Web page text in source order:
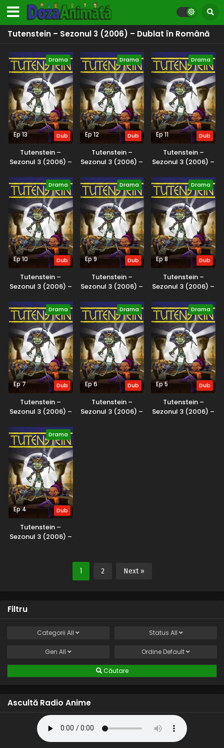
Tutenstein – Sezonul 3 (2006) – Dublat în Română
Drama
Ep 13 Dub
Tutenstein –
Sezonul 3 (2006) –
Drama
Ep 12 Dub
Tutenstein –
Sezonul 3 (2006) –
Drama
Ep 11 Dub
Tutenstein –
Sezonul 3 (2006) –
Drama
Ep 10 Dub
Tutenstein –
Sezonul 3 (2006) –
Drama
Ep 9 Dub
Tutenstein –
Sezonul 3 (2006) –
Drama
Ep 8 Dub
Tutenstein –
Sezonul 3 (2006) –
Drama
Ep 7 Dub
Tutenstein –
Sezonul 3 (2006) –
Drama
Ep 6 Dub
Tutenstein –
Sezonul 3 (2006) –
Drama
Ep 5 Dub
Tutenstein –
Sezonul 3 (2006) –
Drama
Ep 4 Dub
Tutenstein –
Sezonul 3 (2006) –
1 2 Next »
Filtru
Categorii All Status All
Gen All Ordine Default
Căutare
Ascultă Radio Anime